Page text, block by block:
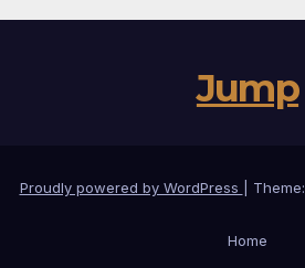
Jump
Proudly powered by WordPress Theme:
Home